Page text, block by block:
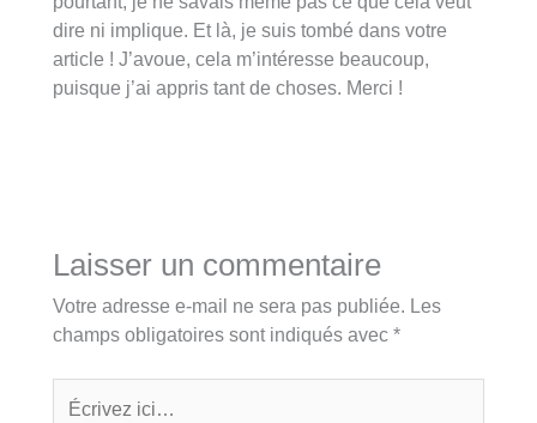
dire ni implique. Et là, je suis tombé dans votre
article ! J’avoue, cela m’intéresse beaucoup,
puisque j’ai appris tant de choses. Merci !
Laisser un commentaire
Votre adresse e-mail ne sera pas publiée. Les
champs obligatoires sont indiqués avec *